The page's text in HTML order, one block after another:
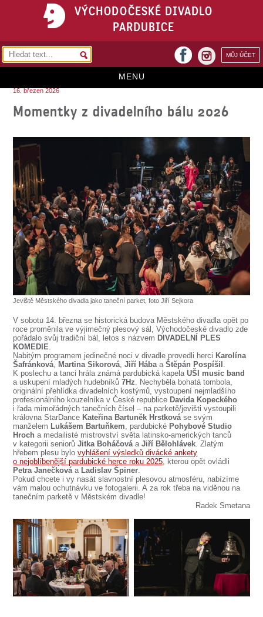
VÝCHODOČESKÉ DIVADLO
PARDUBICE
MŮJ ÚČET
facebook
MENU
REPERTOÁR
VSTUPENKY
PŘEDPLATNÉ
KONTAKTY
O DIVADLE
SOUBOR
DÁLE NABÍZÍME
16. březen 2026
Momentky z divadelního bálu 2026
Jeviště Městského divadla jako taneční parket, foto Jiří Sejkora
V sobotu 14. března se historická budova Městského divadla opět po
roce proměnila ve výjimečný plesový sál, Východočeské divadlo zde
pořádalo svůj tradiční bál, letos s názvem DIVADELNÍ PLES
KOMEDIE
Nabitým programem jedinečné noci v divadle provedli herci Karolína
Šafránková
Martina Sikorová ,Jiří Hába aŠtěpán Pospíšil
K poslechu a tanci hrála známá pardubická kapelaUŠI music band
a uskupení mladých hudebníků7Hz . Nechyběla bohatá tombola,
originální přehlídka divadelních kostýmů, vystoupení nejmladšího
profesionálního kouzelníka v České republice Davida Kopeckého
i řada mimořádných tanečních čísel – na parketě/jevišti vystoupili
královna StarDance Kateřina Bartuněk Hrstková se svým
manželem Lukášem Bartuňkem , pardubické Pohybové Studio
Hrocha medailisté mistrovství světa latinsko-amerických tanců
v kategorii seniorůJitka BoháčováaJiří Bělohlávek . Zlatým
hřebem plesu bylovyhlášení výsledků divácké ankety
o nejoblíbenější pardubické herce roku 2025 , kterou opět ovládli
Petra Janečková a Ladislav Špiner
Pokud chcete i vy nasát slavnostní plesovou atmosféru, nabízíme
vám malou ochutnávku ve fotogalerii. A za rok třeba na viděnou na
tanečním parketě v Městském divadle!
Radek Smetana